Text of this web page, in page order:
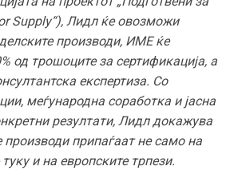
Supply“), Лидл ќе овозможи
производи, ИМЕ ќе
од трошоците за сертификација, а
експертиза. Со
меѓународна соработка и јасна
резултати, Лидл докажува
припаѓаат не само на
и на европските трпези.